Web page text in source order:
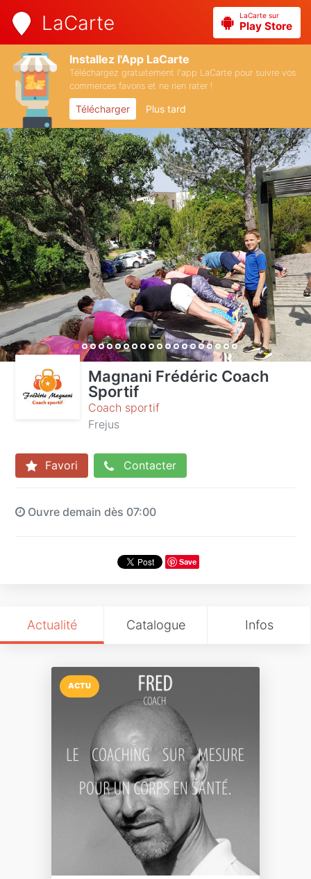
LaCarte LaCarte sur
Play Store
Installez l'App LaCarte
Téléchargez gratuitement l'app LaCarte pour suivre vos
commerces favoris et ne rien rater !
Télécharger Plus tard
Magnani Frédéric Coach
Sportif
Coach sportif
Frejus
Favori Contacter
Ouvre demain dès 07:00
Save
Actualité Catalogue Infos
ACTU